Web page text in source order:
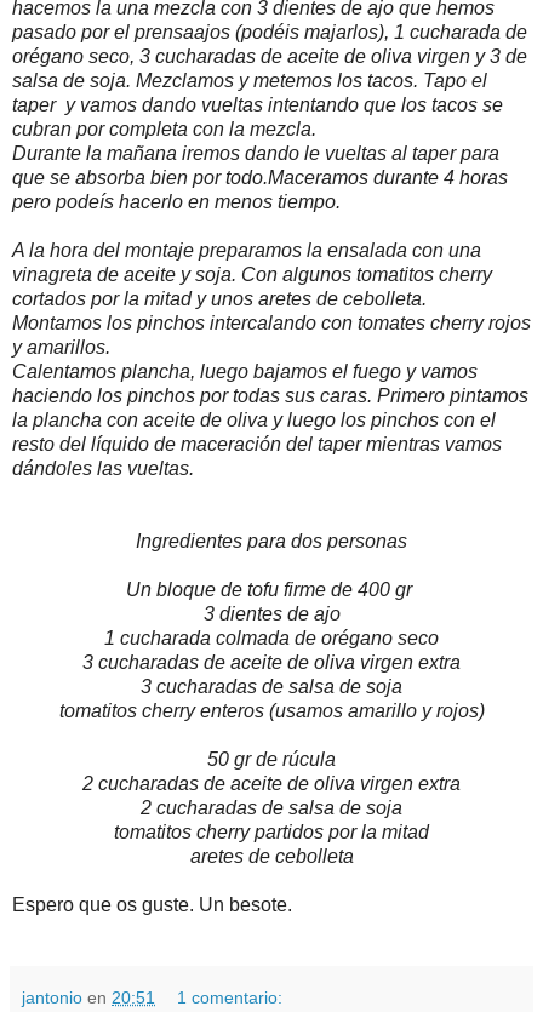
hacemos la una mezcla con 3 dientes de ajo que hemos
pasado por el prensaajos (podéis majarlos), 1 cucharada de
orégano seco, 3 cucharadas de aceite de oliva virgen y 3 de
salsa de soja. Mezclamos y metemos los tacos. Tapo el
taper y vamos dando vueltas intentando que los tacos se
cubran por completa con la mezcla.
Durante la mañana iremos dando le vueltas al taper para
que se absorba bien por todo.Maceramos durante 4 horas
pero podeís hacerlo en menos tiempo.
A la hora del montaje preparamos la ensalada con una
vinagreta de aceite y soja. Con algunos tomatitos cherry
cortados por la mitad y unos aretes de cebolleta.
Montamos los pinchos intercalando con tomates cherry rojos
y amarillos.
Calentamos plancha, luego bajamos el fuego y vamos
haciendo los pinchos por todas sus caras. Primero pintamos
la plancha con aceite de oliva y luego los pinchos con el
resto del líquido de maceración del taper mientras vamos
dándoles las vueltas.
Ingredientes para dos personas
Un bloque de tofu firme de 400 gr
3 dientes de ajo
1 cucharada colmada de orégano seco
3 cucharadas de aceite de oliva virgen extra
3 cucharadas de salsa de soja
tomatitos cherry enteros (usamos amarillo y rojos)
50 gr de rúcula
2 cucharadas de aceite de oliva virgen extra
2 cucharadas de salsa de soja
tomatitos cherry partidos por la mitad
aretes de cebolleta
Espero que os guste. Un besote.
jantonio en 20:51 1 comentario: